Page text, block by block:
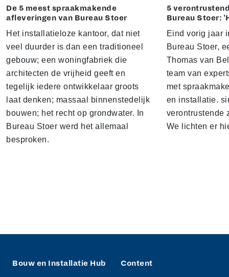
De 5 meest spraakmakende
afleveringen van Bureau Stoer
Het installatieloze kantoor, dat niet
veel duurder is dan een traditioneel
gebouw; een woningfabriek die
architecten de vrijheid geeft en
tegelijk iedere ontwikkelaar groots
laat denken; massaal binnenstedelijk
bouwen; het recht op grondwater. In
Bureau Stoer werd het allemaal
besproken.
5
Bureau Stoer:
Eind vorig jaar
Bureau Stoer,
Thomas van
team van
met
en installatie.
verontrustende
We lichten er
Bouw en Installatie Hub Content